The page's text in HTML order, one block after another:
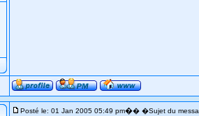
Posté le: 01 Jan 2005 05:49 pm�� �Sujet du